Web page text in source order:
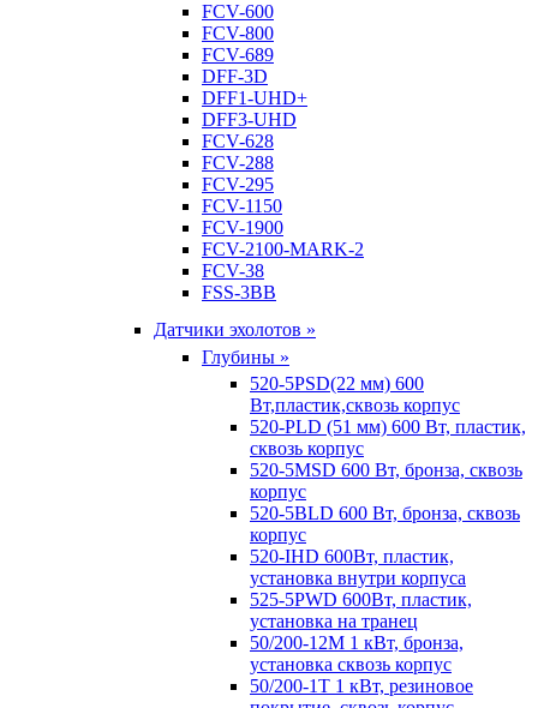
FCV-600
FCV-800
FCV-689
DFF-3D
DFF1-UHD+
DFF3-UHD
FCV-628
FCV-288
FCV-295
FCV-1150
FCV-1900
FCV-2100-MARK-2
FCV-38
FSS-3BB
Датчики эхолотов »
Глубины »
520-5PSD(22 мм) 600
Вт,пластик,сквозь корпус
520-PLD (51 мм) 600 Вт, пластик,
сквозь корпус
520-5MSD 600 Вт, бронза, сквозь
корпус
520-5BLD 600 Вт, бронза, сквозь
корпус
520-IHD 600Вт, пластик,
установка внутри корпуса
525-5PWD 600Вт, пластик,
установка на транец
50/200-12M 1 кВт, бронза,
установка сквозь корпус
50/200-1T 1 кВт, резиновое